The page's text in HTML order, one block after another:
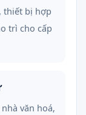
thiết bị hợp
trì cho cấp
văn hoá,